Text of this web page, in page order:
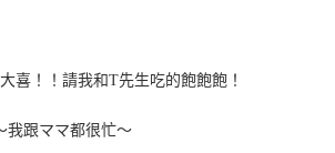
喜！！請我和T先生吃的飽飽飽！
我跟ママ都很忙～